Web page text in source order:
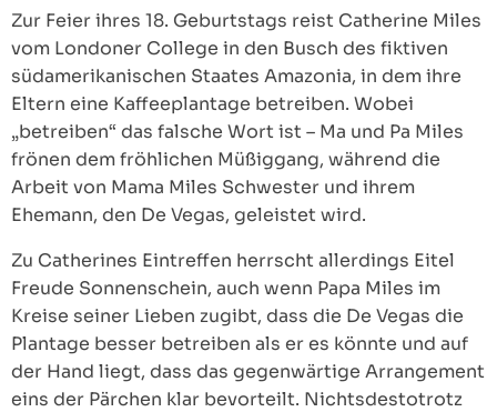
Zur Feier ihres 18. Geburtstags reist Catherine Miles
vom Londoner College in den Busch des fiktiven
südamerikanischen Staates Amazonia, in dem ihre
Eltern eine Kaffeeplantage betreiben. Wobei
„betreiben“ das falsche Wort ist – Ma und Pa Miles
frönen dem fröhlichen Müßiggang, während die
Arbeit von Mama Miles Schwester und ihrem
Ehemann, den De Vegas, geleistet wird.
Zu Catherines Eintreffen herrscht allerdings Eitel
Freude Sonnenschein, auch wenn Papa Miles im
Kreise seiner Lieben zugibt, dass die De Vegas die
Plantage besser betreiben als er es könnte und auf
der Hand liegt, dass das gegenwärtige Arrangement
eins der Pärchen klar bevorteilt. Nichtsdestotrotz